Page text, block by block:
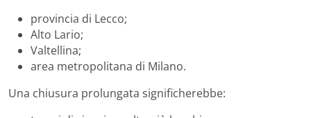
provincia di Lecco;
Alto Lario;
Valtellina;
area metropolitana di Milano.
Una chiusura prolungata significherebbe: